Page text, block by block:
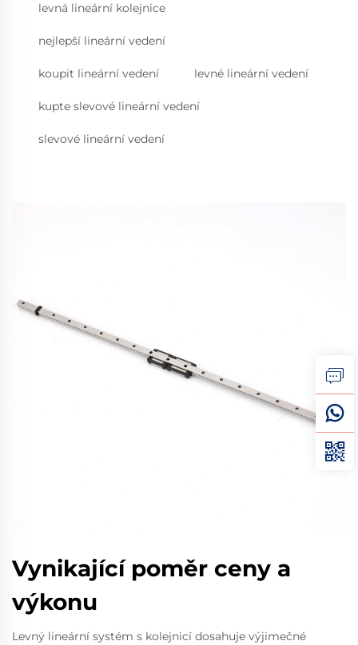
levná lineární kolejnice
nejlepší lineární vedení
koupit lineární vedení levné lineární vedení
kupte slevové lineární vedení
slevové lineární vedení
Vynikající poměr ceny a
výkonu
Levný lineární systém s kolejnicí dosahuje výjimečné